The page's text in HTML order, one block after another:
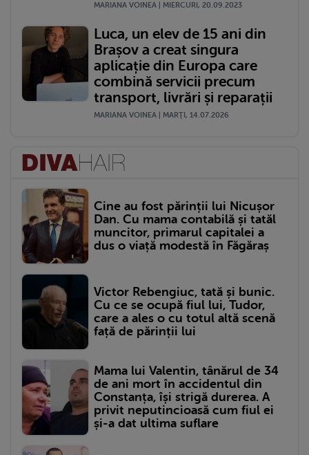
MARIANA VOINEA | MIERCURI, 20.09.2023
Luca, un elev de 15 ani din
Brașov a creat singura
aplicație din Europa care
combină servicii precum
transport, livrări și reparații
MARIANA VOINEA | MARŢI, 14.07.2026
Cine au fost părinții lui Nicușor
Dan. Cu mama contabilă și tatăl
muncitor, primarul capitalei a
dus o viață modestă în Făgăraș
Victor Rebengiuc, tată și bunic.
Cu ce se ocupă fiul lui, Tudor,
care a ales o cu totul altă scenă
față de părinții lui
Mama lui Valentin, tânărul de 34
de ani mort în accidentul din
Constanța, își strigă durerea. A
privit neputincioasă cum fiul ei
și-a dat ultima suflare